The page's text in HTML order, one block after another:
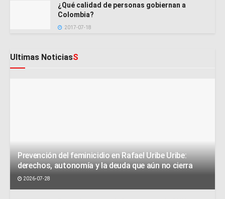
¿Qué calidad de personas gobiernan a
Colombia?
2017-07-18
Ultimas NoticiasS
Prevención del feminicidio en Rafael Uribe Uribe:
derechos, autonomía y la deuda que aún no cierra
2026-07-28